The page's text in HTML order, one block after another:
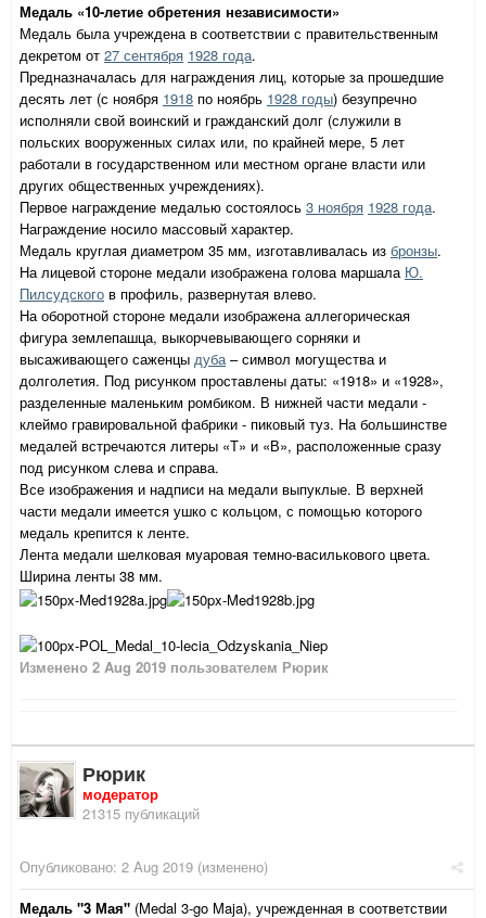
Медаль «10-летие обретения независимости»
Медаль была учреждена в соответствии с правительственным
декретом от 27 сентября 1928 года.
Предназначалась для награждения лиц, которые за прошедшие
десять лет (с ноября 1918 по ноябрь 1928 годы) безупречно
исполняли свой воинский и гражданский долг (служили в
польских вооруженных силах или, по крайней мере, 5 лет
работали в государственном или местном органе власти или
других общественных учреждениях).
Первое награждение медалью состоялось 3 ноября 1928 года.
Награждение носило массовый характер.
Медаль круглая диаметром 35 мм, изготавливалась из бронзы.
На лицевой стороне медали изображена голова маршала Ю.
Пилсудского в профиль, развернутая влево.
На оборотной стороне медали изображена аллегорическая
фигура землепашца, выкорчевывающего сорняки и
высаживающего саженцы дуба– символ могущества и
долголетия. Под рисунком проставлены даты: «1918» и «1928»,
разделенные маленьким ромбиком. В нижней части медали -
клеймо гравировальной фабрики - пиковый туз. На большинстве
медалей встречаются литеры «Т» и «В», расположенные сразу
под рисунком слева и справа.
Все изображения и надписи на медали выпуклые. В верхней
части медали имеется ушко с кольцом, с помощью которого
медаль крепится к ленте.
Лента медали шелковая муаровая темно-василькового цвета.
Ширина ленты 38 мм.
Изменено 2 Aug 2019 пользователем Рюрик
Рюрик
модератор
21315 публикаций
Опубликовано: 2 Aug 2019 (изменено)
Медаль "3 Мая" (Medal 3-go Maja), учрежденная в соответствии